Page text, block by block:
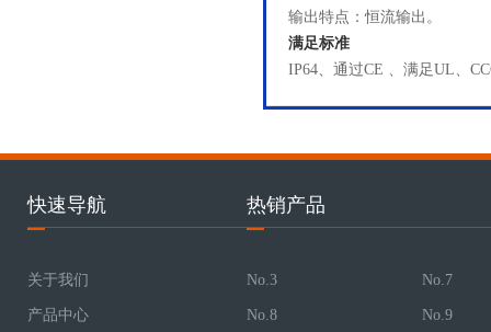
输出特点：恒流输出。
满足标准
IP64、通过CE 、满足UL、
快速导航
关于我们
产品中心
热销产品
No.3 No.7
No.8 No.9